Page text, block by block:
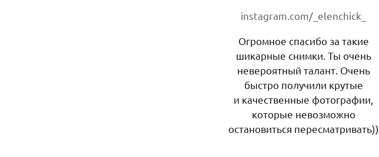
instagram.com/_elenchick_
Огромное спасибо за такие
шикарные снимки. Ты очень
невероятный талант. Очень
быстро получили крутые
и качественные фотографии,
которые невозможно
остановиться пересматривать))